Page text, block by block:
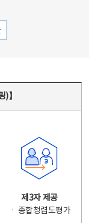
)】
제3자 제공
ㆍ 종합청렴도평가